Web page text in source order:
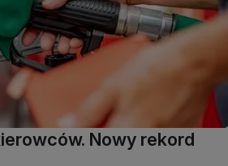
Nowy rekord